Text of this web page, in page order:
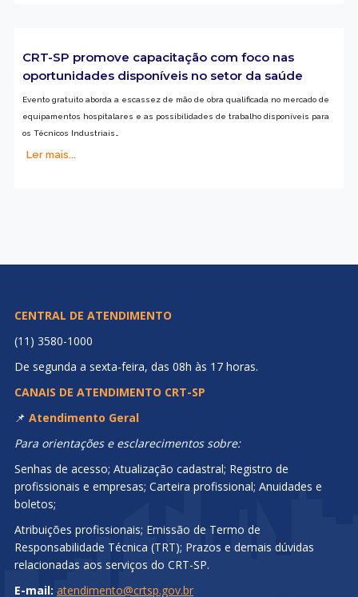
CRT-SP promove capacitação com foco nas
oportunidades disponíveis no setor da saúde
Evento gratuito aborda a escassez de mão de obra qualificada no mercado de
equipamentos hospitalares e as possibilidades de trabalho disponíveis para
os Técnicos Industriais…
Ler mais...
CENTRAL DE ATENDIMENTO
(11) 3580-1000
De segunda a sexta-feira, das 08h às 17 horas.
CANAIS DE ATENDIMENTO CRT-SP
📌 Atendimento Geral
Para orientações e esclarecimentos sobre:
Senhas de acesso; Atualização cadastral; Registro de
profissionais e empresas; Carteira profissional; Anuidades e
boletos;
Atribuições profissionais; Emissão de Termo de
Responsabilidade Técnica (TRT); Prazos e demais dúvidas
relacionadas aos serviços do CRT-SP.
E-mail: atendimento@crtsp.gov.br